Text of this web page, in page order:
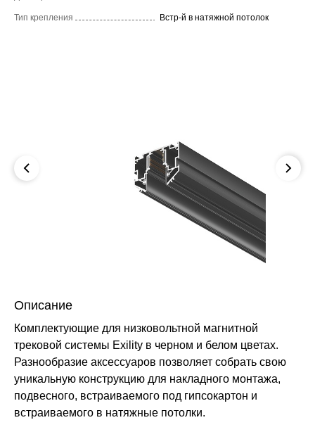
Тип крепления Встр-й в натяжной потолок
Описание
Комплектующие для низковольтной магнитной
трековой системы Exility в черном и белом цветах.
Разнообразие аксессуаров позволяет собрать свою
уникальную конструкцию для накладного монтажа,
подвесного, встраиваемого под гипсокартон и
встраиваемого в натяжные потолки.